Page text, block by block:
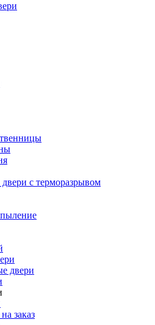
с терморазрывом
двери
заказ